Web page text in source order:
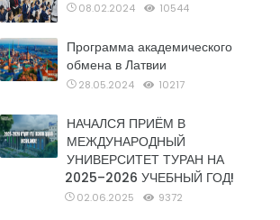
08.02.2024 10544
Программа академического
обмена в Латвии
28.05.2024 10217
НАЧАЛСЯ ПРИЁМ В
МЕЖДУНАРОДНЫЙ
УНИВЕРСИТЕТ ТУРАН НА
2025–2026 УЧЕБНЫЙ ГОД!
02.06.2025 9372